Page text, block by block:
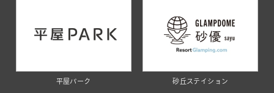
平屋パーク 砂丘ステイション